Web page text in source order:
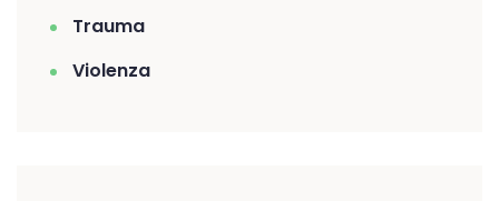
Trauma
Violenza